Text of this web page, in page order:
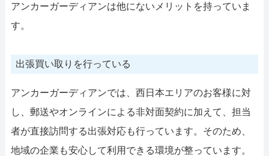
アンカーガーディアンは他にないメリットを持っていま
す。
出張買い取りを行っている
アンカーガーディアンでは、西日本エリアのお客様に対
し、郵送やオンラインによる非対面契約に加えて、担当
者が直接訪問する出張対応も行っています。そのため、
地域の企業も安心して利用できる環境が整っています。